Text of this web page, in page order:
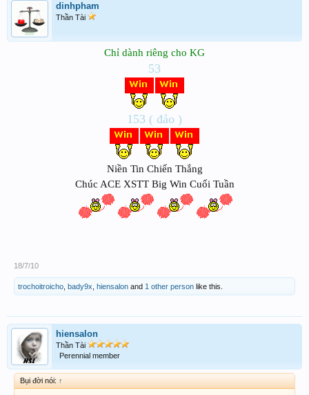
dinhpham
Thần Tài
Chỉ dành riêng cho KG
53
153 ( đảo )
Niền Tin Chiến Thắng
Chúc ACE XSTT Big Win Cuối Tuần
18/7/10
trochoitroicho bady9x hiensalon and 1 other person like this.
hiensalon
Thần Tài
Perennial member
Bụi đời nói: ↑